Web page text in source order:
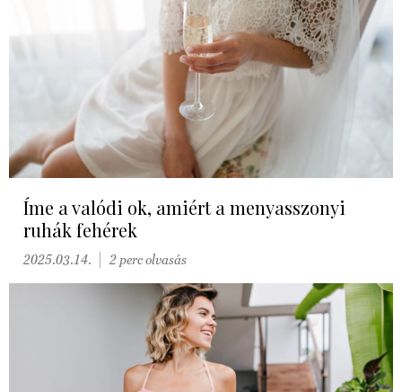
Íme a valódi ok, amiért a menyasszonyi
ruhák fehérek
2025.03.14. 2 perc olvasás